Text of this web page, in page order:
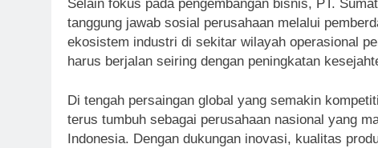
Selain fokus pada pengembangan bisnis, PT.
tanggung jawab sosial perusahaan melalui
ekosistem industri di sekitar wilayah operasional
harus berjalan seiring dengan peningkatan
Di tengah persaingan global yang semakin
terus tumbuh sebagai perusahaan nasional yang
Indonesia. Dengan dukungan inovasi, kualitas